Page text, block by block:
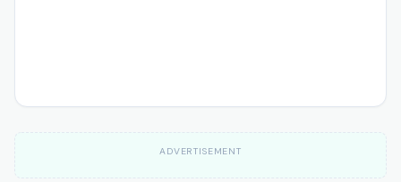
ADVERTISEMENT